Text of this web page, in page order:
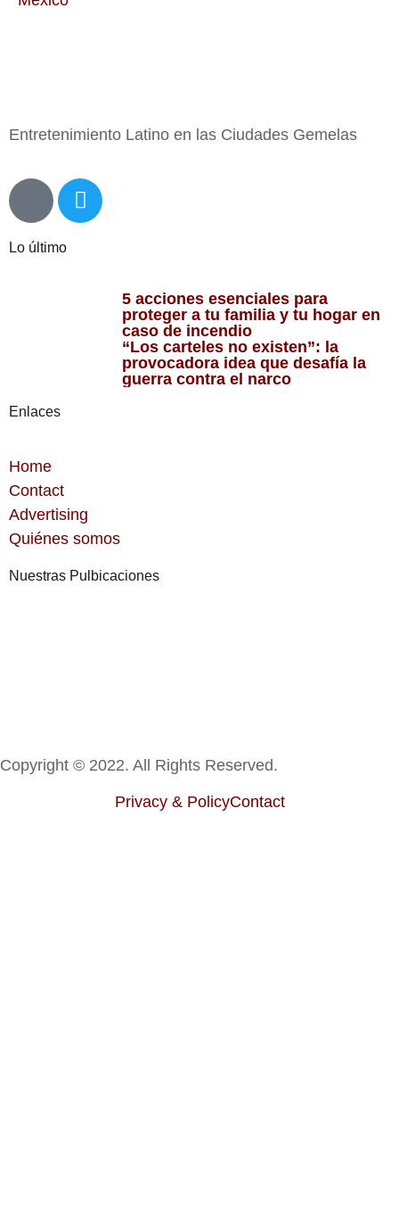
Entretenimiento Latino en las Ciudades Gemelas
Lo último
5 acciones esenciales para
proteger a tu familia y tu hogar en
caso de incendio
“Los carteles no existen”: la
provocadora idea que desafía la
guerra contra el narco
Enlaces
Home
Contact
Advertising
Quiénes somos
Nuestras Pulbicaciones
Copyright © 2022. All Rights Reserved.
Privacy & PolicyContact